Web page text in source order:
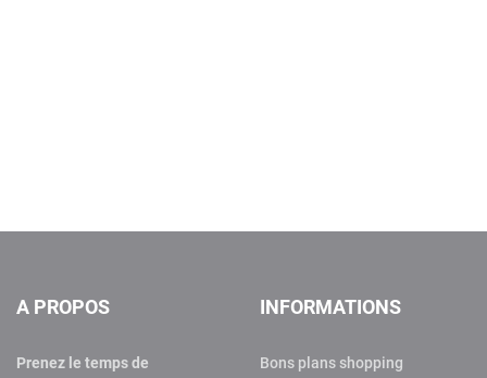
A PROPOS
Prenez le temps de
INFORMATIONS
Bons plans shopping